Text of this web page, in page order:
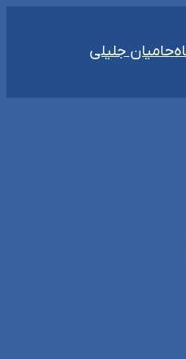
حامیان جلیلی